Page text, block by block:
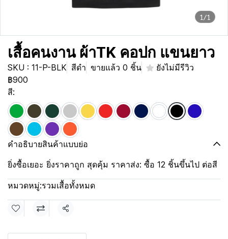
1/1
เสื้อคนงาน ผ้าTK คอปก แขนยาว
SKU : 11-P-BLK สีดำ ขายแล้ว 0 ชิ้น
ยังไม่มีรีวิว
฿900
สี:
คำอธิบายสินค้าแบบย่อ
ยิ่งซื้อเยอะ ยิ่งราคาถูก สุดคุ้ม ราคาส่ง: ซื้อ 12 ชิ้นขึ้นไป ต่อสี
หมวดหมู่:รวมเสื้อทั้งหมด
แชร์